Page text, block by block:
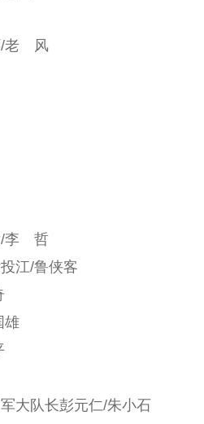
/老 风
/李 哲
江/鲁侠客
队长彭元仁/朱小石